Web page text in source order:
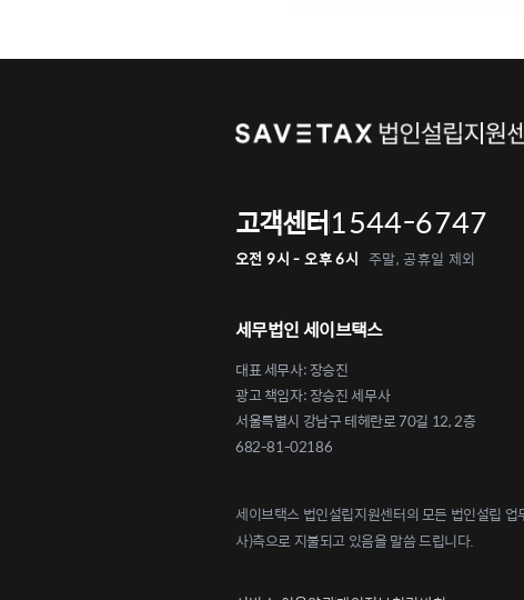
고객센터1544-6747
오전 9시 - 오후 6시 주말, 공휴일 제외
세무법인 세이브택스
대표 세무사: 장승진
광고 책임자: 장승진 세무사
서울특별시 강남구 테헤란로 70길 12, 2층
682-81-02186
세이브택스 법인설립지원센터의 모든 법인설립
사)측으로 지불되고 있음을 말씀 드립니다.